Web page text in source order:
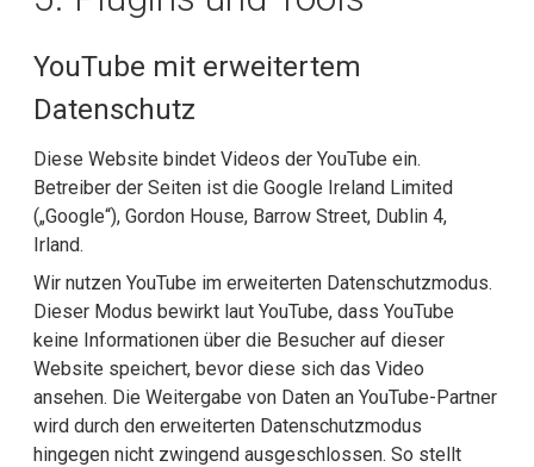
YouTube mit erweitertem
Datenschutz
Diese Website bindet Videos der YouTube ein.
Betreiber der Seiten ist die Google Ireland Limited
(„Google“), Gordon House, Barrow Street, Dublin 4,
Irland.
Wir nutzen YouTube im erweiterten Datenschutzmodus.
Dieser Modus bewirkt laut YouTube, dass YouTube
keine Informationen über die Besucher auf dieser
Website speichert, bevor diese sich das Video
ansehen. Die Weitergabe von Daten an YouTube-Partner
wird durch den erweiterten Datenschutzmodus
hingegen nicht zwingend ausgeschlossen. So stellt